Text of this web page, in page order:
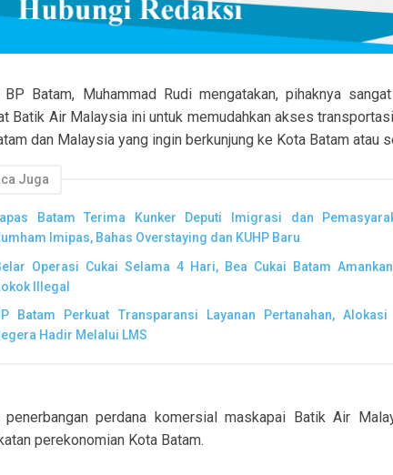
BP Batam, Muhammad Rudi mengatakan, pihaknya
Batik Air Malaysia ini untuk memudahkan akses
dan Malaysia yang ingin berkunjung ke Kota Batam atau
Juga
Batam Terima Kunker Deputi Imigrasi dan
Imipas, Bahas Overstaying dan KUHP Baru
Operasi Cukai Selama 4 Hari, Bea Cukai Batam
Illegal
Batam Perkuat Transparansi Layanan Pertanahan,
Hadir Melalui LMS
penerbangan perdana komersial maskapai Batik Air
perekonomian Kota Batam.